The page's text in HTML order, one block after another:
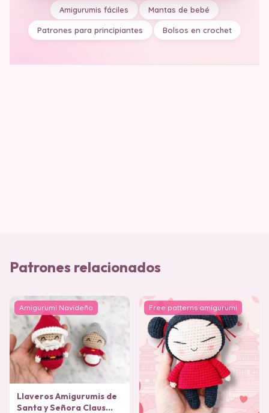
Amigurumis fáciles Mantas de bebé
Patrones para principiantes Bolsos en crochet
Patrones relacionados
Amigurumi Navideño
Llaveros Amigurumis de
Santa y Señora Claus
Free patterns amigurumi